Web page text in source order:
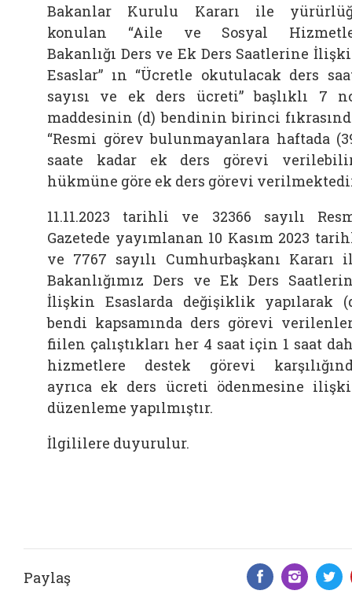
Bakanlar Kurulu Kararı ile
konulan “Aile ve Sosyal
Bakanlığı Ders ve Ek Ders Saatlerine
Esaslar” ın “Ücretle okutulacak ders
sayısı ve ek ders ücreti”başlıklı 7
maddesinin (d) bendinin birinci
“Resmi görev bulunmayanlara haftada
saate kadar ek ders görevi
hükmüne göre ek ders görevi
11.11.2023 tarihli ve 32366 sayılı
Gazetede yayımlanan 10 Kasım 2023
ve 7767 sayılı Cumhurbaşkanı Kararı
Bakanlığımız Ders ve Ek Ders
İlişkin Esaslarda değişiklik yapılarak
bendi kapsamında ders görevi
fiilen çalıştıkları her 4 saat için 1 saat
hizmetlere destek görevi
ayrıca ek ders ücreti ödenmesine
düzenleme yapılmıştır.
İlgililere duyurulur.
Paylaş